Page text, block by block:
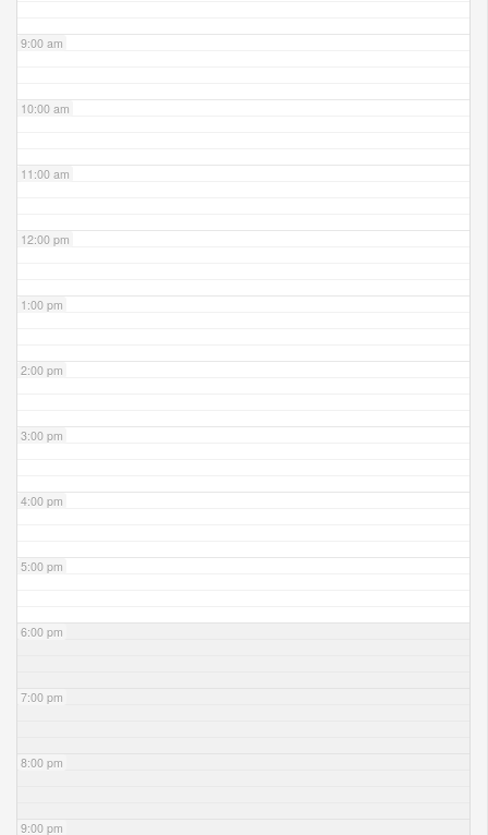
9:00 am
10:00 am
11:00 am
12:00 pm
1:00 pm
2:00 pm
3:00 pm
4:00 pm
5:00 pm
6:00 pm
7:00 pm
8:00 pm
9:00 pm